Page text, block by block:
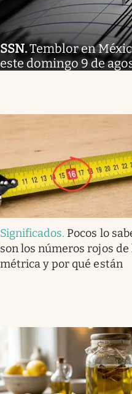
SSN.Temblor en
este domingo 9 de
Significados. Pocos lo
son los números rojos
métrica y por qué están